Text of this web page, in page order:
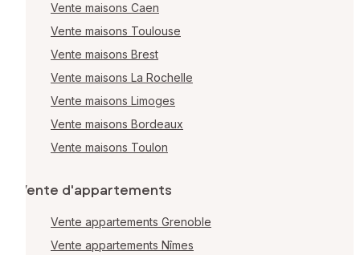
Vente maisons Caen
Vente maisons Toulouse
Vente maisons Brest
Vente maisons La Rochelle
Vente maisons Limoges
Vente maisons Bordeaux
Vente maisons Toulon
Vente d'appartements
Vente appartements Grenoble
Vente appartements Nîmes